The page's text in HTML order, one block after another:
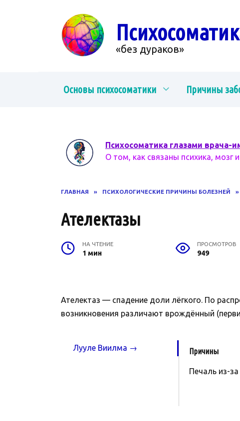
«без дураков»
Основы психосоматики Причины
Психосоматика глазами врача-
О том, как связаны психика, мозг
ГЛАВНАЯ » ПСИХОЛОГИЧЕСКИЕ ПРИЧИНЫ БОЛЕЗНЕЙ »
Ателектазы
НА ЧТЕНИЕ
1 мин
ПРОСМОТРОВ
949
Ателектаз — спадение доли лёгкого. По
возникновения различают врождённый
Лууле Виилма → Причины
Печаль из-